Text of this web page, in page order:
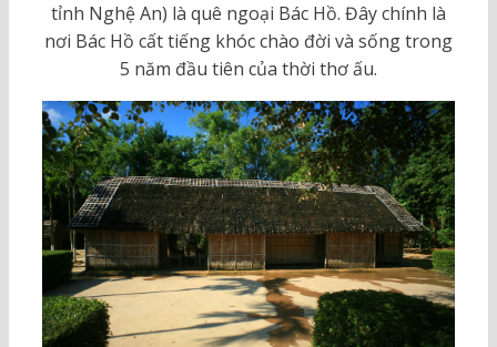
tỉnh Nghệ An) là quê ngoại Bác Hồ. Đây chính là
nơi Bác Hồ cất tiếng khóc chào đời và sống trong
5 năm đầu tiên của thời thơ ấu.